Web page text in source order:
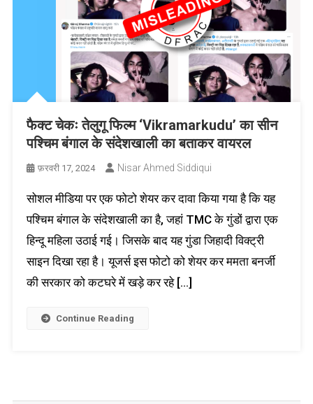
फैक्ट चेकः तेलुगू फिल्म ‘Vikramarkudu’ का सीन
पश्चिम बंगाल के संदेशखाली का बताकर वायरल
फ़रवरी 17, 2024 Nisar Ahmed Siddiqui
सोशल मीडिया पर एक फोटो शेयर कर दावा किया गया है कि यह
पश्चिम बंगाल के संदेशखाली का है, जहां TMC के गुंडों द्वारा एक
हिन्दू महिला उठाई गई। जिसके बाद यह गुंडा जिहादी विक्ट्री
साइन दिखा रहा है। यूजर्स इस फोटो को शेयर कर ममता बनर्जी
की सरकार को कटघरे में खड़े कर रहे […]
Continue Reading